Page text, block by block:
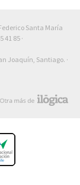
Santa María
41 85 ·
Joaquín, Santiago. ·